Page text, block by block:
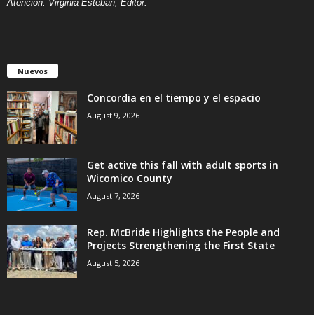
Atención: Virginia Esteban, Editor.
Nuevos
Concordia en el tiempo y el espacio
August 9, 2026
Get active this fall with adult sports in
Wicomico County
August 7, 2026
Rep. McBride Highlights the People and
Projects Strengthening the First State
August 5, 2026